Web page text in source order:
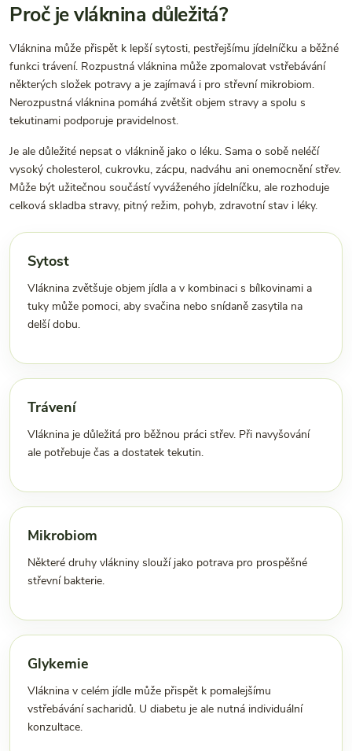
Proč je vláknina důležitá?
Vláknina může přispět k lepší sytosti, pestřejšímu jídelníčku a běžné
funkci trávení. Rozpustná vláknina může zpomalovat vstřebávání
některých složek potravy a je zajímavá i pro střevní mikrobiom.
Nerozpustná vláknina pomáhá zvětšit objem stravy a spolu s
tekutinami podporuje pravidelnost.
Je ale důležité nepsat o vláknině jako o léku. Sama o sobě neléčí
vysoký cholesterol, cukrovku, zácpu, nadváhu ani onemocnění střev.
Může být užitečnou součástí vyváženého jídelníčku, ale rozhoduje
celková skladba stravy, pitný režim, pohyb, zdravotní stav i léky.
Sytost
Vláknina zvětšuje objem jídla a v kombinaci s bílkovinami a
tuky může pomoci, aby svačina nebo snídaně zasytila na
delší dobu.
Trávení
Vláknina je důležitá pro běžnou práci střev. Při navyšování
ale potřebuje čas a dostatek tekutin.
Mikrobiom
Některé druhy vlákniny slouží jako potrava pro prospěšné
střevní bakterie.
Glykemie
Vláknina v celém jídle může přispět k pomalejšímu
vstřebávání sacharidů. U diabetu je ale nutná individuální
konzultace.